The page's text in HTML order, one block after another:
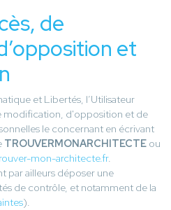
de
et
et Libertés, l’Utilisateur
modification, d'opposition et de
le concernant en écrivant
TROUVERMONARCHITECTE ou
mon-architecte.fr.
par ailleurs déposer une
de contrôle, et notamment de la
).